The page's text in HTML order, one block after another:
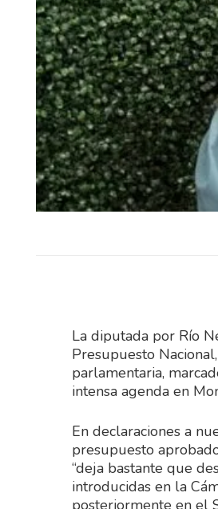
La diputada por Río
Presupuesto
parlamentaria,
intensa agenda en
En declaraciones a
presupuesto
“deja bastante que
introducidas en la
El
sábado
Niño en